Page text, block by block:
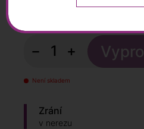
Kč
− +
Není skladem
Zrání
v nerezu